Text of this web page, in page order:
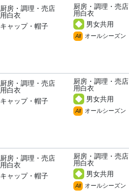
厨房・調理・売店
用白衣
キャップ・帽子
厨房・調理・売店
用白衣
男女共用
All オールシーズン
厨房・調理・売店
用白衣
キャップ・帽子
厨房・調理・売店
用白衣
男女共用
All オールシーズン
厨房・調理・売店
用白衣
キャップ・帽子
厨房・調理・売店
用白衣
男女共用
All オールシーズン